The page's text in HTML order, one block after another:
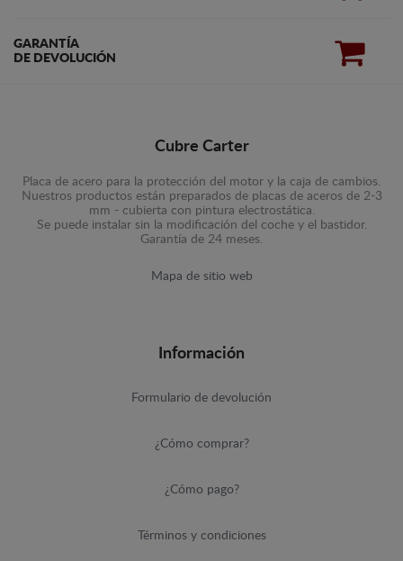
GARANTÍA
DE DEVOLUCIÓN
Cubre Carter
Placa de acero para la protección del motor y la caja de cambios.
Nuestros productos están preparados de placas de aceros de 2-3
mm - cubierta con pintura electrostática.
Se puede instalar sin la modificación del coche y el bastidor.
Garantía de 24 meses.
Mapa de sitio web
Información
Formulario de devolución
¿Cómo comprar?
¿Cómo pago?
Términos y condiciones